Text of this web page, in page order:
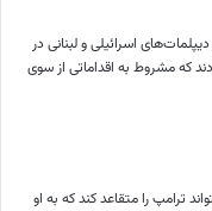
اسرائیلی و لبنانی در
که مشروط به اقداماتی از سوی
ترامپ را متقاعد کند که به او